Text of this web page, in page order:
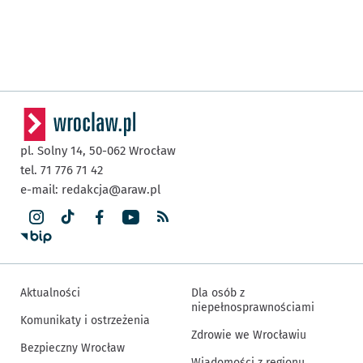
pl. Solny 14, 50-062 Wrocław
tel. 71 776 71 42
e-mail: redakcja@araw.pl
Aktualności
Komunikaty i ostrzeżenia
Bezpieczny Wrocław
Dla osób z
niepełnosprawnościami
Zdrowie we Wrocławiu